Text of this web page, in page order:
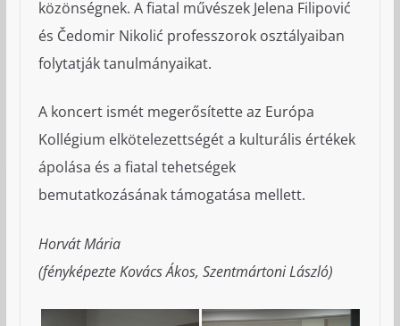
közönségnek. A fiatal művészek Jelena Filipović
és Čedomir Nikolić professzorok osztályaiban
folytatják tanulmányaikat.
A koncert ismét megerősítette az Európa
Kollégium elkötelezettségét a kulturális értékek
ápolása és a fiatal tehetségek
bemutatkozásának támogatása mellett.
Horvát Mária
(fényképezte Kovács Ákos, Szentmártoni László)